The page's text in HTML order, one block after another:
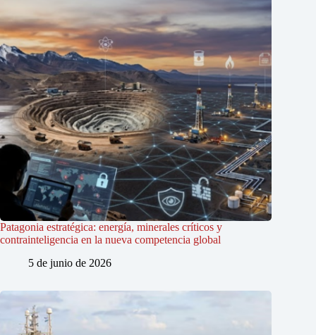
Patagonia estratégica: energía, minerales críticos y
contrainteligencia en la nueva competencia global
5 de junio de 2026